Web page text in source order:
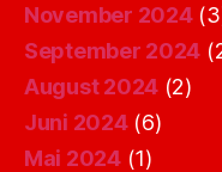
November 2024
September 2024
August 2024 (2)
Juni 2024(6)
Mai 2024(1)